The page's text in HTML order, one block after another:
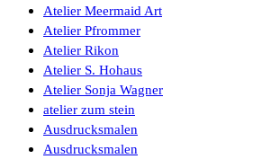
Atelier Meermaid Art
Atelier Pfrommer
Atelier Rikon
Atelier S. Hohaus
Atelier Sonja Wagner
atelier zum stein
Ausdrucksmalen
Ausdrucksmalen